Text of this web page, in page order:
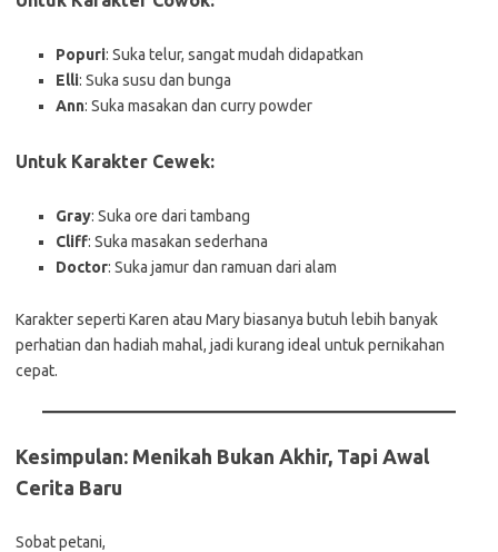
Popuri: Suka telur, sangat mudah didapatkan
Elli: Suka susu dan bunga
Ann: Suka masakan dan curry powder
Untuk Karakter Cewek:
Gray: Suka ore dari tambang
Cliff: Suka masakan sederhana
Doctor: Suka jamur dan ramuan dari alam
Karakter seperti Karen atau Mary biasanya butuh lebih banyak
perhatian dan hadiah mahal, jadi kurang ideal untuk pernikahan
cepat.
Kesimpulan: Menikah Bukan Akhir, Tapi Awal
Cerita Baru
Sobat petani,